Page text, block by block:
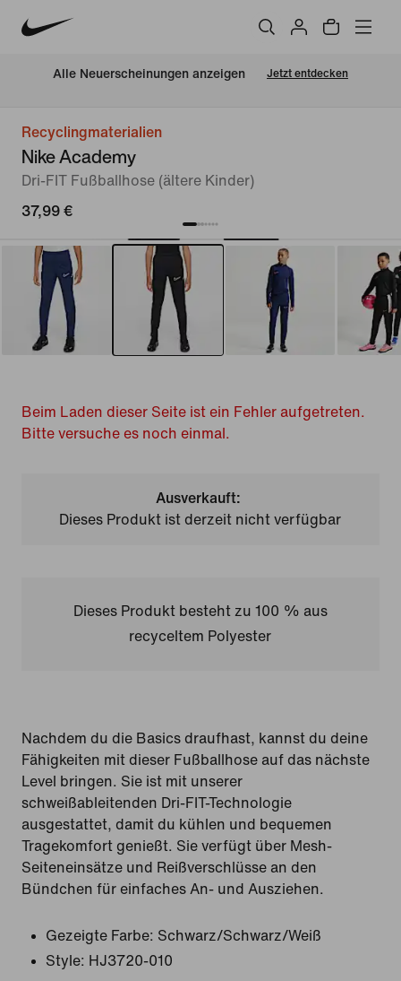
Alle Neuerscheinungen anzeigen Jetzt entdecken
Recyclingmaterialien
Nike Academy
Dri-FIT Fußballhose (ältere Kinder)
37,99 €
Beim Laden dieser Seite ist ein Fehler aufgetreten.
Bitte versuche es noch einmal.
Ausverkauft:
Dieses Produkt ist derzeit nicht verfügbar
Dieses Produkt besteht zu 100 % aus
recyceltem Polyester
Nachdem du die Basics draufhast, kannst du deine
Fähigkeiten mit dieser Fußballhose auf das nächste
Level bringen. Sie ist mit unserer
schweißableitenden Dri-FIT-Technologie
ausgestattet, damit du kühlen und bequemen
Tragekomfort genießt. Sie verfügt über Mesh-
Seiteneinsätze und Reißverschlüsse an den
Bündchen für einfaches An- und Ausziehen.
Gezeigte Farbe: Schwarz/Schwarz/Weiß
Style: HJ3720-010